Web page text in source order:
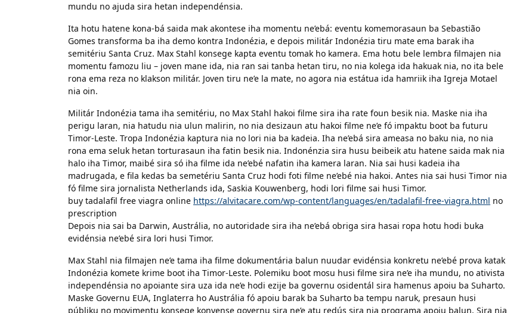
mundu no ajuda sira hetan independénsia.
Ita hotu hatene kona-bá saida mak akontese iha momentu ne’ebá: eventu komemorasaun ba Sebastião
Gomes transforma ba iha demo kontra Indonézia, e depois militár Indonézia tiru mate ema barak iha
semitériu Santa Cruz. Max Stahl konsege kapta eventu tomak ho kamera. Ema hotu bele lembra filmajen nia
momentu famozu liu – joven mane ida, nia ran sai tanba hetan tiru, no nia kolega ida hakuak nia, no ita bele
rona ema reza no klakson militár. Joven tiru ne’e la mate, no agora nia estátua ida hamriik iha Igreja Motael
nia oin.
Militár Indonézia tama iha semitériu, no Max Stahl hakoi filme sira iha rate foun besik nia. Maske nia iha
perigu laran, nia hatudu nia ulun malirin, no nia desizaun atu hakoi filme ne’e fó impaktu boot ba futuru
Timor-Leste. Tropa Indonézia kaptura nia no lori nia ba kadeia. Iha ne’ebá sira ameasa no baku nia, no nia
rona ema seluk hetan torturasaun iha fatin besik nia. Indonénzia sira husu beibeik atu hatene saida mak nia
halo iha Timor, maibé sira só iha filme ida ne’ebé nafatin iha kamera laran. Nia sai husi kadeia iha
madrugada, e fila kedas ba semetériu Santa Cruz hodi foti filme ne’ebé nia hakoi. Antes nia sai husi Timor nia
fó filme sira jornalista Netherlands ida, Saskia Kouwenberg, hodi lori filme sai husi Timor.
buy tadalafil free viagra online https://alvitacare.com/wp-content/languages/en/tadalafil-free-viagra.html no
prescription
Depois nia sai ba Darwin, Austrália, no autoridade sira iha ne’ebá obriga sira hasai ropa hotu hodi buka
evidénsia ne’ebé sira lori husi Timor.
Max Stahl nia filmajen ne’e tama iha filme dokumentária balun nuudar evidénsia konkretu ne’ebé prova katak
Indonézia komete krime boot iha Timor-Leste. Polemiku boot mosu husi filme sira ne’e iha mundu, no ativista
independénsia no apoiante sira uza ida ne’e hodi ezije ba governu osidentál sira hamenus apoiu ba Suharto.
Maske Governu EUA, Inglaterra ho Austrália fó apoiu barak ba Suharto ba tempu naruk, presaun husi
públiku no movimentu konsege konvense governu sira ne’e atu redús sira nia programa apoiu balun. Sira nia